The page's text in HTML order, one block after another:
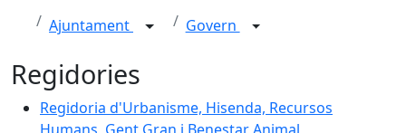
Ajuntament Govern
Regidories
Regidoria d'Urbanisme, Hisenda, Recursos Humans,
Regidoria d'Urbanisme, Hisenda, Recursos